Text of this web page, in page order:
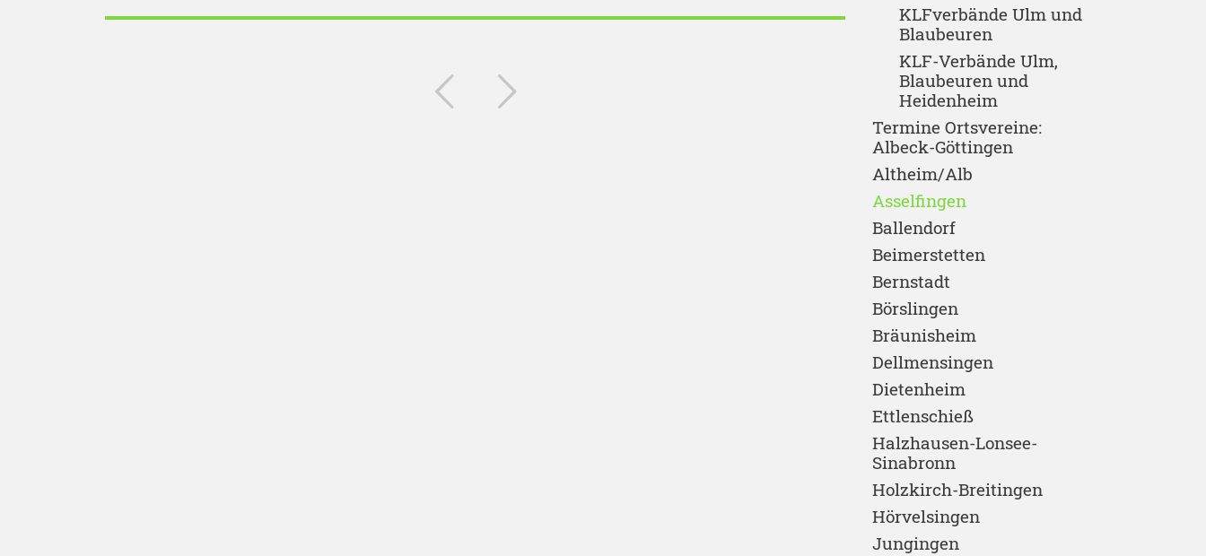
KLFverbände Ulm und
Blaubeuren
KLF-Verbände Ulm,
Blaubeuren und
Heidenheim
Termine Ortsvereine:
Albeck-Göttingen
Altheim/Alb
Asselfingen
Ballendorf
Beimerstetten
Bernstadt
Börslingen
Bräunisheim
Dellmensingen
Dietenheim
Ettlenschieß
Halzhausen-Lonsee-
Sinabronn
Holzkirch-Breitingen
Hörvelsingen
Jungingen